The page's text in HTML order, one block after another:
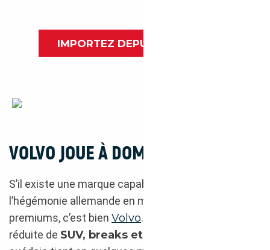
IMPORTEZ DEPUIS LA SUÈDE
VOLVO JOUE À DOMICILE
S’il existe une marque capable de défier
l’hégémonie allemande en matière de voitures
premiums, c’est bien Volvo. Proposant une gamme
réduite de SUV, breaks et berlines